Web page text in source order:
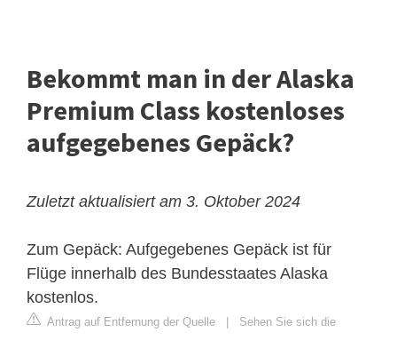
Bekommt man in der Alaska
Premium Class kostenloses
aufgegebenes Gepäck?
Zuletzt aktualisiert am 3. Oktober 2024
Zum Gepäck: Aufgegebenes Gepäck ist für
Flüge innerhalb des Bundesstaates Alaska
kostenlos.
Antrag auf Entfernung der Quelle
Sehen Sie sich die